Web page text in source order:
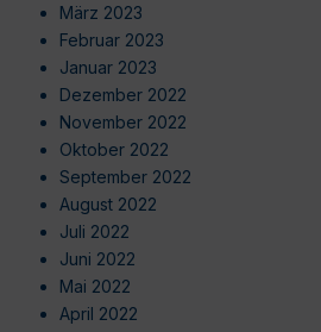
März 2023
Februar 2023
Januar 2023
Dezember 2022
November 2022
Oktober 2022
September 2022
August 2022
Juli 2022
Juni 2022
Mai 2022
April 2022